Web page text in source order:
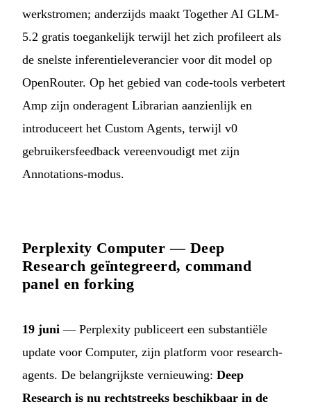
werkstromen; anderzijds maakt Together AI GLM-
5.2 gratis toegankelijk terwijl het zich profileert als
de snelste inferentieleverancier voor dit model op
OpenRouter. Op het gebied van code-tools verbetert
Amp zijn onderagent Librarian aanzienlijk en
introduceert het Custom Agents, terwijl v0
gebruikersfeedback vereenvoudigt met zijn
Annotations-modus.
Perplexity Computer — Deep
Research geïntegreerd, command
panel en forking
19 juni — Perplexity publiceert een substantiële
update voor Computer, zijn platform voor research-
agents. De belangrijkste vernieuwing: Deep
Research is nu rechtstreeks beschikbaar in de